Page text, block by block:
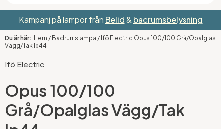
Kampanj på lampor från Belid& badrumsbelysning
Hem / Badrumslampa / Ifö Electric Opus 100/100 Grå/Opalglas
Vägg/Tak Ip44
Ifö Electric
Opus 100/100
Grå/Opalglas Vägg/Tak